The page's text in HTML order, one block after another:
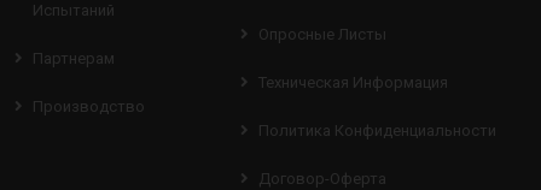
Испытаний
Партнерам
Производство
Опросные Листы
Техническая Информация
Политика Конфиденциальности
Договор-Оферта